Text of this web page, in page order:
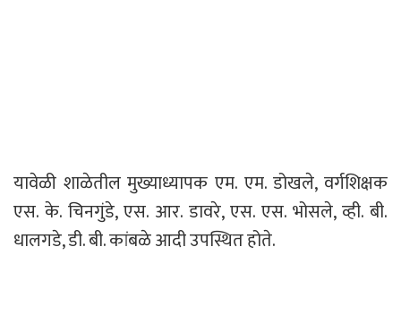
यावेळी शाळेतील मुख्याध्यापक एम. एम. डोखले, वर्गशिक्षक
एस. के. चिनगुंडे, एस. आर. डावरे, एस. एस. भोसले, व्ही. बी.
धालगडे, डी. बी. कांबळे आदी उपस्थित होते.